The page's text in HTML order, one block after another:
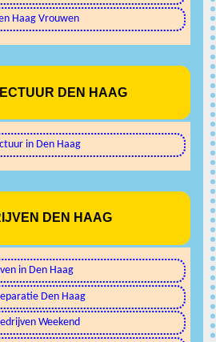
Haag Vrouwen
DEN HAAG
in Den Haag
DEN HAAG
in Den Haag
Den Haag
Weekend